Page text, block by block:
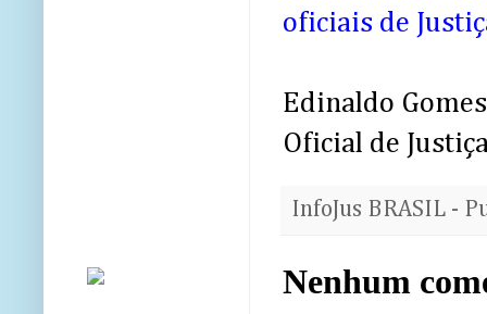
oficiais de
Edinaldo
Oficial de
InfoJus BRASIL -
Nenhum